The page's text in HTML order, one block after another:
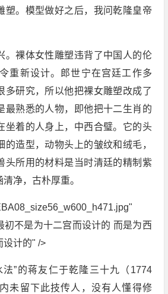
塑。模型做好之后，我问乾隆皇帝
。裸体女性雕塑违背了中国人的伦
重新设计。郎世宁在宫廷工作多
多研究，所以他把裸女雕塑改成了
最熟悉的人物，即他把十二生肖的
坐着的人身上，中西合璧。它的头
的造型，动物头上的皱纹和绒毛，
头所用的材料是当时清廷的精制紫
净，古朴厚重。
初不是为十二宫而设计的 而是为西
设计的" />
法”的蒋友仁于乾隆三十九（1774
未留下此技传人，没有人懂得修